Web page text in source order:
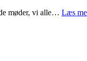
møder, vi alle… Læs